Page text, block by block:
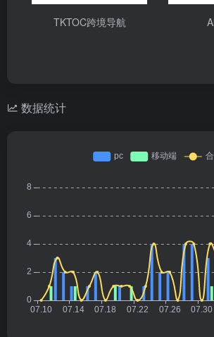
TKTOC跨境导航
数据统计